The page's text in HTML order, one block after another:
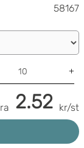
billeder, film
58167
+
2.52 kr/st